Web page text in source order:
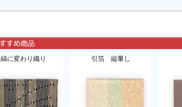
縞に変わり織り 引箔 縦暈し